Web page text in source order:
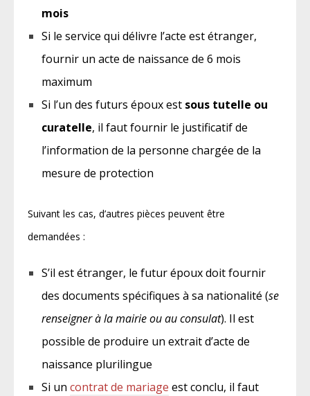
mois
Si le service qui délivre l’acte est étranger,
fournir un acte de naissance de 6 mois
maximum
Si l’un des futurs époux est sous tutelle ou
curatelle, il faut fournir le justificatif de
l’information de la personne chargée de la
mesure de protection
Suivant les cas, d’autres pièces peuvent être
demandées :
S’il est étranger, le futur époux doit fournir
des documents spécifiques à sa nationalité (se
renseigner à la mairie ou au consulat). Il est
possible de produire un extrait d’acte de
naissance plurilingue
Si un contrat de mariage est conclu, il faut